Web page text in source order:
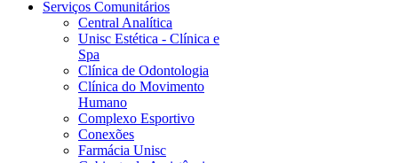
Serviços Comunitários
Central Analítica
Unisc Estética - Clínica e
Spa
Clínica de Odontologia
Clínica do Movimento
Humano
Complexo Esportivo
Conexões
Farmácia Unisc